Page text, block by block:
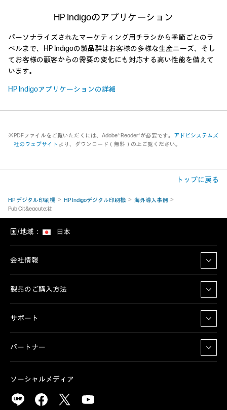
HP Indigoのアプリケーション
パーソナライズされたマーケティング用チラシから季節ごとのラ
ベルまで、HP Indigoの製品群はお客様の多様な生産ニーズ、そし
てお客様の顧客からの需要の変化にも対応する高い性能を備えて
います。
HP Indigoアプリケーションの詳細
※PDFファイルをご覧いただくには、Adobe® Reader®が必要です。 アドビシステムズ
社のウェブサイト より、ダウンロード（無料）の上ご覧ください。
トップに戻る
HP デジタル印刷機 HP Indigoデジタル印刷機
海外導入事例
Pub Cit&eacute;社
国/地域： 日本
会社情報
製品のご購入方法
サポート
パートナー
ソーシャルメディア